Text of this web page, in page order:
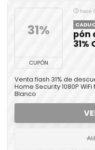
31%
CUPÓN
hace
pón
31%
Venta flash 31% de
Home Security 1080P
Blanco